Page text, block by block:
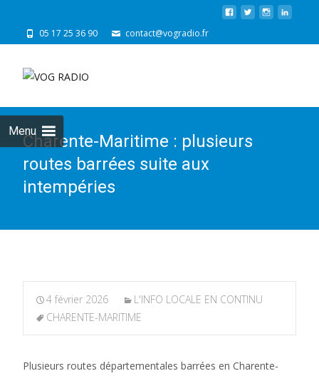
05 17 25 36 90 contact@vogradio.fr
Menu
Charente-Maritime : plusieurs
routes barrées suite aux
intempéries
4 février 2026
L'INFO LOCALE EN CONTINU
CHARENTE-MARITIME
Plusieurs routes départementales barrées en Charente-